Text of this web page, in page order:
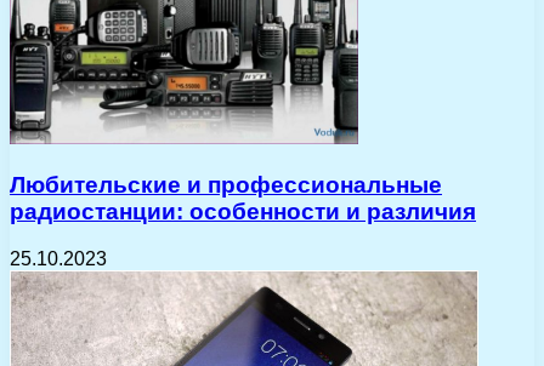
Любительские и профессиональные
радиостанции: особенности и различия
25.10.2023